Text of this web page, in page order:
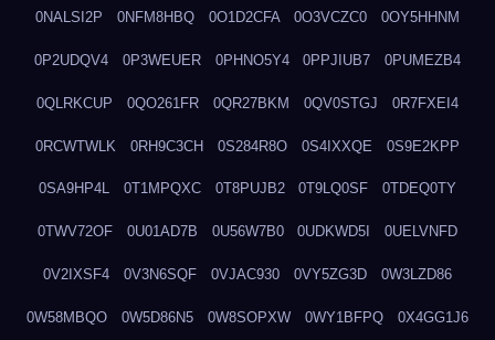
0NALSI2P 0NFM8HBQ 0O1D2CFA 0O3VCZC0 0OY5HHNM
0P2UDQV4 0P3WEUER 0PHNO5Y4 0PPJIUB7 0PUMEZB4
0QLRKCUP 0QO261FR 0QR27BKM 0QV0STGJ 0R7FXEI4
0RCWTWLK 0RH9C3CH 0S284R8O 0S4IXXQE 0S9E2KPP
0SA9HP4L 0T1MPQXC 0T8PUJB2 0T9LQ0SF 0TDEQ0TY
0TWV72OF 0U01AD7B 0U56W7B0 0UDKWD5I 0UELVNFD
0V2IXSF4 0V3N6SQF 0VJAC930 0VY5ZG3D 0W3LZD86
0W58MBQO 0W5D86N5 0W8SOPXW 0WY1BFPQ 0X4GG1J6